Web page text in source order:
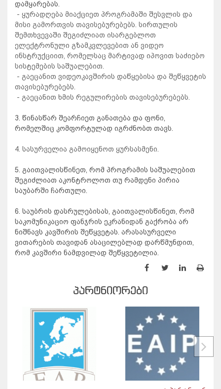
დამყარებას.
- ყურადღება მიაქციეთ პროგრამაში შესვლის და
მისი გამორთვის თავისებურებებს. სირთულის
შემთხვევაში შეგიძლიათ ისარგებლოთ
ელექტრონული გზამკვლევებით ან ვიდეო
ინსტრუქციით, რომელსაც მარტივად იპოვით საძიებო
სისტემების საშუალებით.
- გაეცანით ვიდეოკავშირის დაწყებისა და შეწყვეტის
თავისებურებებს.
- გაეცანით ხმის რეგულირების თავისებურებებს.
3. წინასწარ შეარჩიეთ განათება და ფონი,
რომელშიც კომფორტულად იგრძნობთ თავს.
4. სასურველია გამოიყენოთ ყურსასმენი.
5. გაითვალისწინეთ, რომ პროგრამის საშუალებით
შეგიძლიათ აკონტროლოთ თუ რამდენი პირია
საუბარში ჩართული.
6. საუბრის დასრულებისას, გაითვალისწინეთ, რომ
საკომუნიკაციო ფანჯრის ეკრანიდან გაქრობა არ
ნიშნავს კავშირის შეწყვეტას. არასასურველი
ვითარების თავიდან ასაცილებლად დარწმუნდით,
რომ კავშირი ნამდვილად შეწყვეტილია.
ᲞᲐᲠᲢᲜᲘᲝᲠᲔᲑᲘ